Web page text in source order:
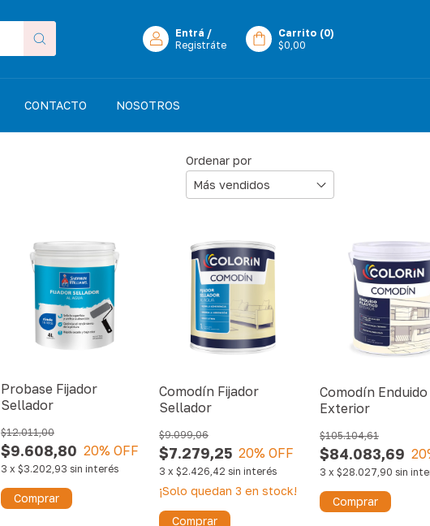
Entrá /
Registráte
Carrito (0)
$0,00
CONTACTO NOSOTROS
Ordenar por
Probase Fijador
Sellador
$9.608,80
$12.011,00
20% OFF
3 x $3.202,93 sin interés
Comprar
Comodín Fijador
Sellador
$7.279,25
$9.099,06
20% OFF
3 x $2.426,42 sin interés
¡Solo quedan 3 en stock!
Comprar
Comodín Enduido
Exterior
$84.083,69
$105.104,61
20
3 x $28.027,90 sin
Comprar